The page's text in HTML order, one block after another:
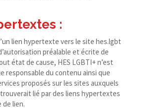
:
lien hypertexte vers le site hes​.lgbt
préalable et écrite de
état de cause, HES LGBTI+ n’est
responsable du contenu ainsi que
proposés sur les sites auxquels
lié par des liens hypertextes
lien.